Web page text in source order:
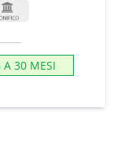
A 30 MESI